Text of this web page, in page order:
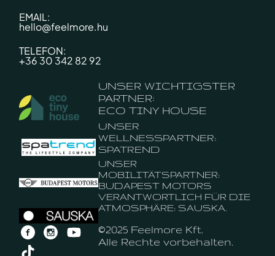
EMAIL:
hello@feelmore.hu
TELEFON:
+36 30 342 82 92
UNSER WICHTIGSTER
PARTNER:
ECO TINY HOUSE
UNSER
WELLNESSPARTNER:
SPATREND
UNSER
MOBILITÄTSPARTNER:
BUDAPEST MOTORS
VERANTWORTLICH FÜR DIE
ATMOSPHÄRE: SAUSKA.
©2025 Feelmore Kft.
Alle Rechte vorbehalten.